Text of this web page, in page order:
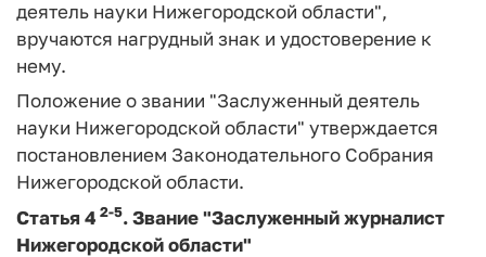
деятель науки Нижегородской области",
вручаются нагрудный знак и удостоверение к
нему.
Положение о звании "Заслуженный деятель
науки Нижегородской области" утверждается
постановлением Законодательного Собрания
Нижегородской области.
Статья 4 2-5.Звание "Заслуженный журналист
Нижегородской области"